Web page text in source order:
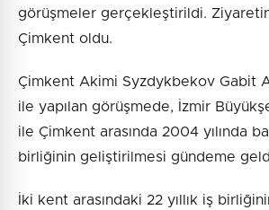
görüşmeler gerçekleştirildi.
Çimkent oldu.
Çimkent Akimi Syzdykbekov Gabit
ile yapılan görüşmede, İzmir
ile Çimkent arasında 2004 yılında
birliğinin geliştirilmesi gündeme
İki kent arasındaki 22 yıllık iş